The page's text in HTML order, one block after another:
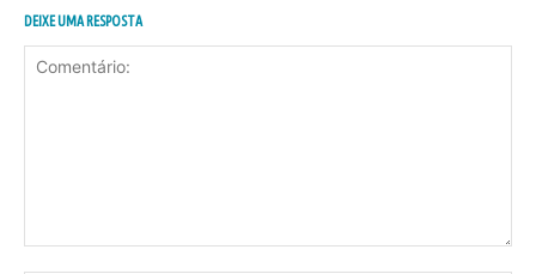
DEIXE UMA RESPOSTA